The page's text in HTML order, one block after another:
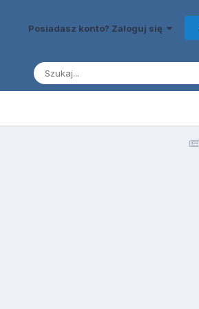
Posiadasz konto? Zaloguj się